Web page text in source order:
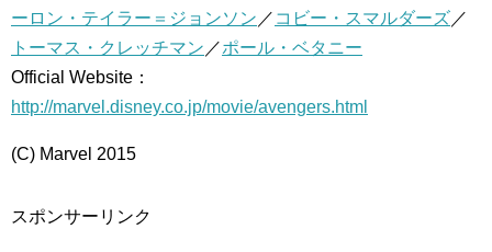
ーロン・テイラー＝ジョンソン ／ コビー・スマルダーズ／
トーマス・クレッチマン ／ポール・ベタニー
Official Website：
http://marvel.disney.co.jp/movie/avengers.html
(C) Marvel 2015
スポンサーリンク